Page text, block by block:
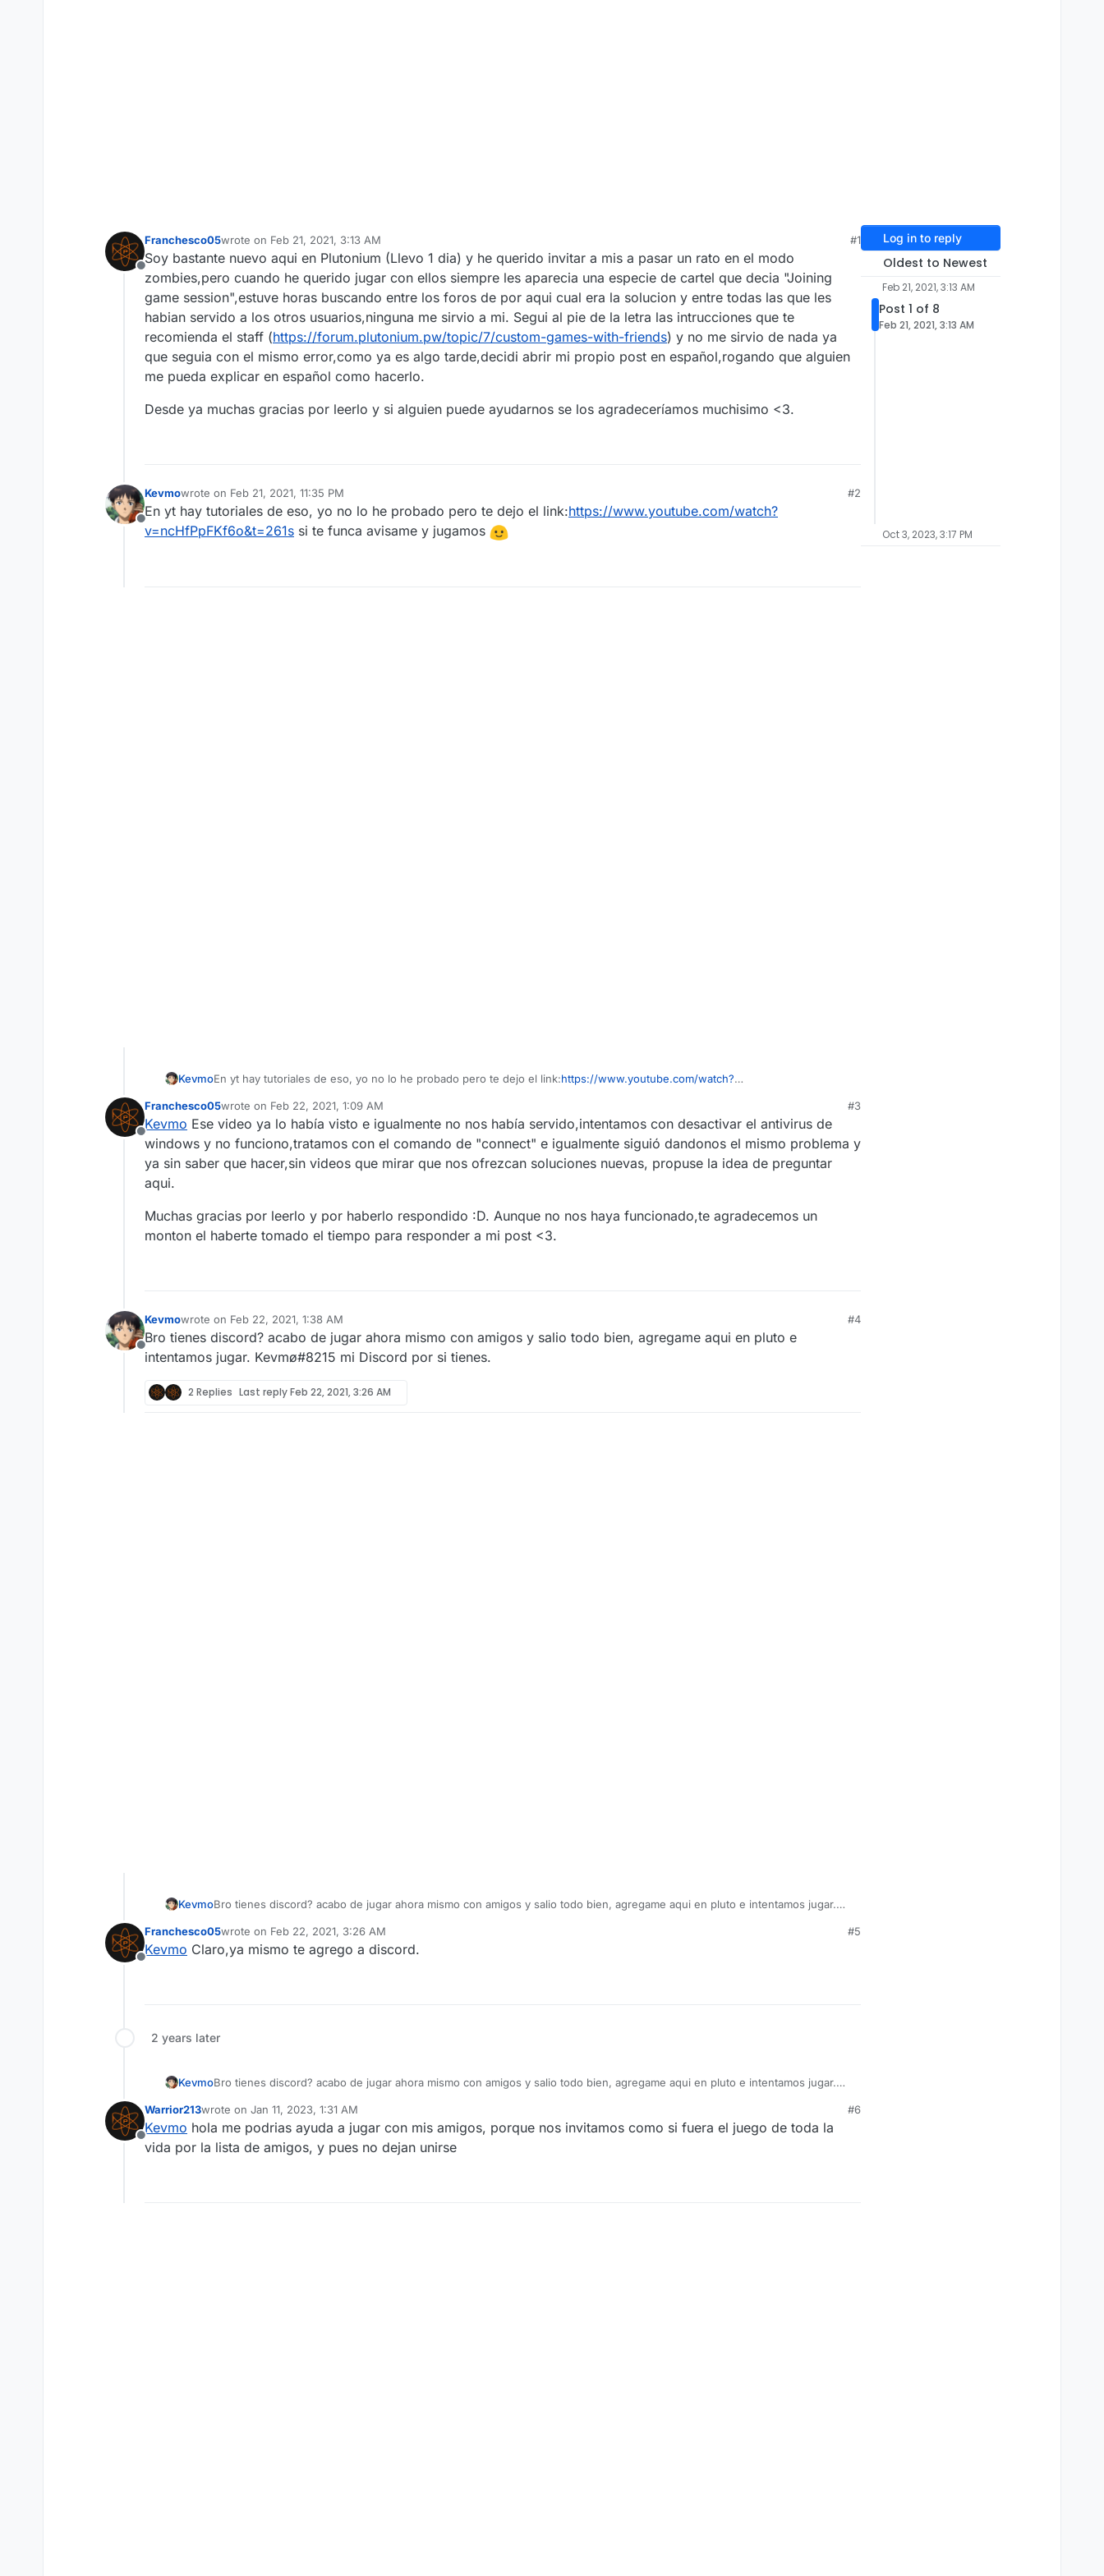
Offline
Franchesco05wrote on Feb 21, 2021, 3:13 AM
last edited by
#1
Soy bastante nuevo aqui en Plutonium (Llevo 1 dia) y he querido invitar a mis a pasar un rato en el modo
zombies,pero cuando he querido jugar con ellos siempre les aparecia una especie de cartel que decia "Joining
game session",estuve horas buscando entre los foros de por aqui cual era la solucion y entre todas las que les
habian servido a los otros usuarios,ninguna me sirvio a mi. Segui al pie de la letra las intrucciones que te
recomienda el staff (https://forum.plutonium.pw/topic/7/custom-games-with-friends) y no me sirvio de nada ya
que seguia con el mismo error,como ya es algo tarde,decidi abrir mi propio post en español,rogando que alguien
me pueda explicar en español como hacerlo.
Desde ya muchas gracias por leerlo y si alguien puede ayudarnos se los agradeceríamos muchisimo <3.
Offline
Kevmowrote on Feb 21, 2021, 11:35 PM
last edited by
#2
En yt hay tutoriales de eso, yo no lo he probado pero te dejo el link:https://www.youtube.com/watch?
v=ncHfPpFKf6o&t=261s si te funca avisame y jugamos
KevmoEn yt hay tutoriales de eso, yo no lo he probado pero te dejo el link:https://www.youtube.com/watch?
Offline
Franchesco05wrote on Feb 22, 2021, 1:09 AM
last edited by
#3
Kevmo Ese video ya lo había visto e igualmente no nos había servido,intentamos con desactivar el antivirus de
windows y no funciono,tratamos con el comando de "connect" e igualmente siguió dandonos el mismo problema y
ya sin saber que hacer,sin videos que mirar que nos ofrezcan soluciones nuevas, propuse la idea de preguntar
aqui.
Muchas gracias por leerlo y por haberlo respondido :D. Aunque no nos haya funcionado,te agradecemos un
monton el haberte tomado el tiempo para responder a mi post <3.
Offline
Kevmowrote on Feb 22, 2021, 1:38 AM
last edited by
#4
Bro tienes discord? acabo de jugar ahora mismo con amigos y salio todo bien, agregame aqui en pluto e
intentamos jugar. Kevmø#8215 mi Discord por si tienes.
2 Replies Last replyFeb 22, 2021, 3:26 AM
KevmoBro tienes discord? acabo de jugar ahora mismo con amigos y salio todo bien, agregame aqui en pluto e intentamos jugar.
Offline
Franchesco05wrote on Feb 22, 2021, 3:26 AM
last edited by
#5
Kevmo Claro,ya mismo te agrego a discord.
2 years later
KevmoBro tienes discord? acabo de jugar ahora mismo con amigos y salio todo bien, agregame aqui en pluto e intentamos jugar.
Offline
Warrior213wrote on Jan 11, 2023, 1:31 AM
last edited by
#6
Kevmo hola me podrias ayuda a jugar con mis amigos, porque nos invitamos como si fuera el juego de toda la
vida por la lista de amigos, y pues no dejan unirse
Log in to reply
Oldest to Newest
Feb 21, 2021, 3:13 AM
Post 1 of 8
Feb 21, 2021, 3:13 AM
Oct 3, 2023, 3:17 PM